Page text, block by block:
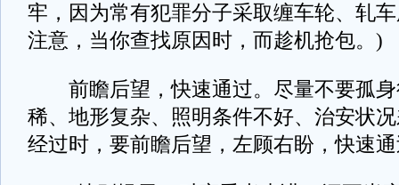
牢，因为常有犯罪分子采取缠车轮、轧
注意，当你查找原因时，而趁机抢包。)
前瞻后望，快速通过。尽量不要孤身
稀、地形复杂、照明条件不好、治安状
经过时，要前瞻后望，左顾右盼，快速